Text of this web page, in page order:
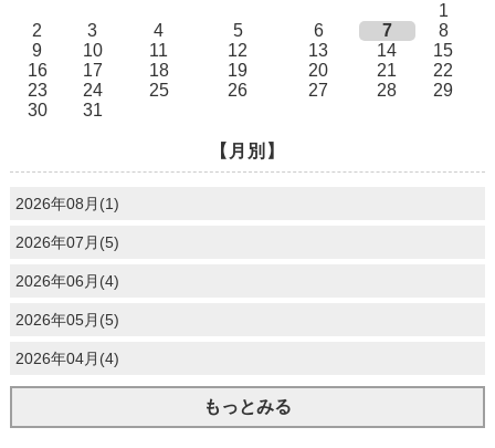
1
2
3 4 5 6 7
8
9
10 11 12 13 14
15
16
17 18 19 20 21
22
23
24 25 26 27 28
29
30
31
【月別】
2026年08月(1)
2026年07月(5)
2026年06月(4)
2026年05月(5)
2026年04月(4)
もっとみる